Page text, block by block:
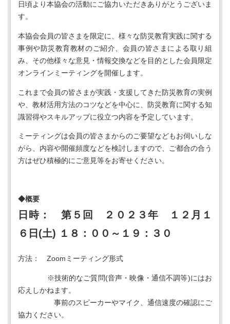
日頃より本協会の活動にご協力いただきありがとうございま
す。
本協会会員の皆さまを限定に、様々な防災教育実践に関する
事例や防災教育教材のご紹介、会員の皆さまによる取り組
み、その他様々な意見・情報交換などを目的とした会員限定
オンラインミーティングを開催します。
これまで会員の皆さまが実践・支援してきた防災教育の実例
や、教材活用方法のコツなどを中心に、防災教育に関する知
識習得やスキルアップに役立つ内容を予定しています。
ミーティングは会員の皆さまからのご要望などもお伺いしな
がら、内容や開催頻度などを検討しますので、ご都合の合う
方はぜひ積極的にご意見等をお寄せください。
◆概要
日時： 第５回 ２０２３年 １２月１
６日(土) １８：００～１９：３０
方法： Zoomミーティング形式
※技術的なご質問(音声・映像・通信不調等)にはお
応えしかねます。
事前のスピーカーやマイク、通信速度の確認にご
協力ください。